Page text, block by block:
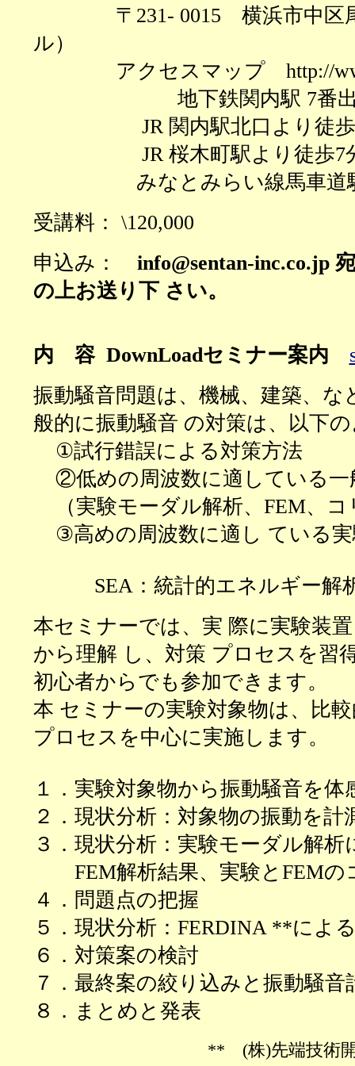
〒 231- 0015 横浜市中区
ル）
アクセスマップ http://
地下鉄関内駅 7番
JR 関内駅北口より徒歩
JR 桜木町駅より徒歩7
みなとみらい線馬車道
受講料： \120,000
申込み：
info@sentan-inc.co.jp
の上お送り下 さい。
内 容 DownLoadセミナー案内
振動騒音問題は、機械、建築、
般的に振動騒音 の対策は、以下
①試行錯誤による対策方法
②低めの周波数に適している
（実験モーダル解析、 FEM、
③高めの周波数に適し ている
SEA：統計的エネルギー解析
本セミナーでは、実 際に実験装
から理解 し、対策 プロセスを習
初心者からでも参加できます。
本 セミナーの実験対象物は、比
プロセスを中心に実施します。
１．実験対象物から振動騒音を体
２．現状分析：対象物の振動を計
３．現状分析：実験モーダル解
FEM解析結果、実験とFEM
４．問題点の把握
５．現状分析： FERDINA **によ
６．対策案の検討
７．最終案の絞り込みと振動騒音
８．まとめと発表
** (株)先端技術開発 研究所